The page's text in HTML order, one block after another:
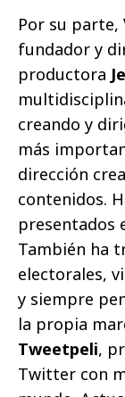
Por su parte,
fundador y
productora
creando y
más
dirección
contenidos.
presentados
También ha
electorales,
y siempre
la propia
Tweetpeli,
Twitter con